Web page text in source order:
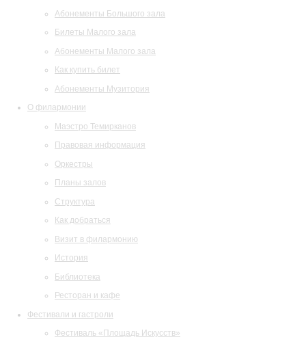
Абонементы Большого зала
Билеты Малого зала
Абонементы Малого зала
Как купить билет
Абонементы Музитория
О филармонии
Маэстро Темирканов
Правовая информация
Оркестры
Планы залов
Структура
Как добраться
Визит в филармонию
История
Библиотека
Ресторан и кафе
Фестивали и гастроли
Фестиваль «Площадь Искусств»